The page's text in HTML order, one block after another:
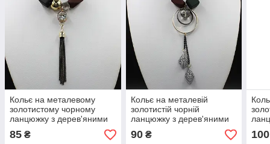
Кольє на металевому
золотистому чорному
ланцюжку з дерев'яними
елементами з пензликом
довжина 70 см
85 ₴
Кольє на металевій
золотистій чорній
ланцюжку з дерев'яними
елементами з підвіскою
пелюстки довжина 70 см
90₴
з
100